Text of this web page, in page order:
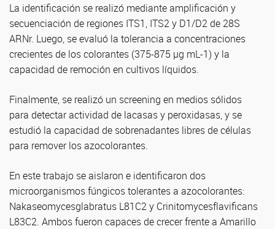
La identificación se realizó mediante amplificación y
secuenciación de regiones ITS1, ITS2 y D1/D2 de 28S
ARNr. Luego, se evaluó la tolerancia a concentraciones
crecientes de los colorantes (375-875 µg mL-1) y la
capacidad de remoción en cultivos líquidos.
Finalmente, se realizó un screening en medios sólidos
para detectar actividad de lacasas y peroxidasas, y se
estudió la capacidad de sobrenadantes libres de células
para remover los azocolorantes.
En este trabajo se aislaron e identificaron dos
microorganismos fúngicos tolerantes a azocolorantes:
Nakaseomycesglabratus L81C2 y Crinitomycesflavificans
L83C2. Ambos fueron capaces de crecer frente a Amarillo